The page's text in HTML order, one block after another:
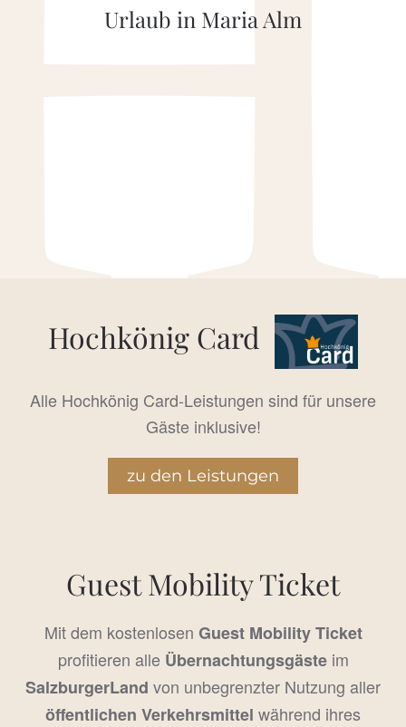
Urlaub in Maria Alm
Hochkönig Card
Alle Hochkönig Card-Leistungen sind für unsere
Gäste inklusive!
zu den Leistungen
Guest Mobility Ticket
Mit dem kostenlosen Guest Mobility Ticket
profitieren alle Übernachtungsgästeim
SalzburgerLand von unbegrenzter Nutzung aller
öffentlichen Verkehrsmittel während ihres